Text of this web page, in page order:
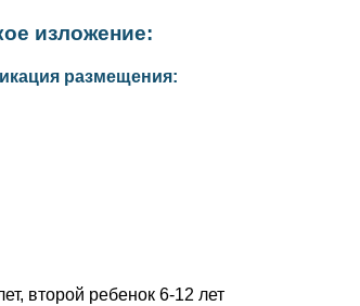
изложение:
размещения:
второй ребенок 6-12 лет